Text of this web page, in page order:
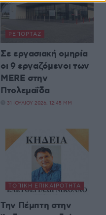
ΡΕΠΟΡΤΆΖ
Σε εργασιακή ομηρία
οι 9 εργαζόμενοι των
MERE στην
Πτολεμαΐδα
31 ΙΟΥΛΊΟΥ 2026, 12:45 ΜΜ
ΤΟΠΙΚΉ ΕΠΙΚΑΙΡΌΤΗΤΑ
Την Πέμπτη στην